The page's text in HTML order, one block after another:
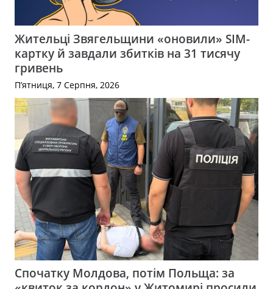
Жительці Звягельщини «оновили» SIM-
картку й завдали збитків на 31 тисячу
гривень
П’ятниця, 7 Серпня, 2026
Спочатку Молдова, потім Польща: за